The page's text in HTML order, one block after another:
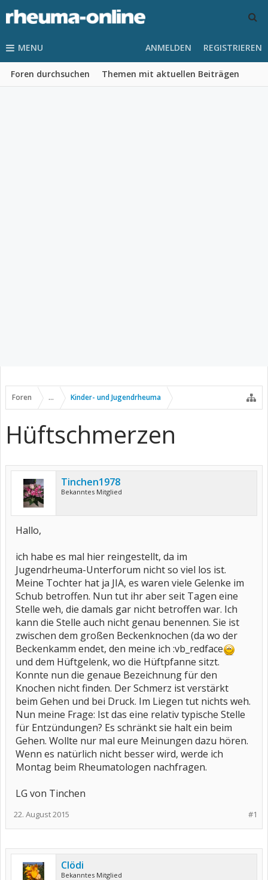
MENU
Foren durchsuchen Themen mit aktuellen Beiträgen
ANMELDEN REGISTRIEREN
Foren ... Kinder- und Jugendrheuma
Hüftschmerzen
Tinchen1978
Bekanntes Mitglied
Hallo,
ich habe es mal hier reingestellt, da im
Jugendrheuma-Unterforum nicht so viel los ist.
Meine Tochter hat ja JIA, es waren viele Gelenke im
Schub betroffen. Nun tut ihr aber seit Tagen eine
Stelle weh, die damals gar nicht betroffen war. Ich
kann die Stelle auch nicht genau benennen. Sie ist
zwischen dem großen Beckenknochen (da wo der
Beckenkamm endet, den meine ich :vb_redface
und dem Hüftgelenk, wo die Hüftpfanne sitzt.
Konnte nun die genaue Bezeichnung für den
Knochen nicht finden. Der Schmerz ist verstärkt
beim Gehen und bei Druck. Im Liegen tut nichts weh.
Nun meine Frage: Ist das eine relativ typische Stelle
für Entzündungen? Es schränkt sie halt ein beim
Gehen. Wollte nur mal eure Meinungen dazu hören.
Wenn es natürlich nicht besser wird, werde ich
Montag beim Rheumatologen nachfragen.
LG von Tinchen
#1
22. August 2015
Clödi
Bekanntes Mitglied